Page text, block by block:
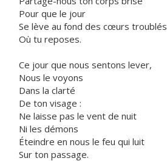
Pour que le jour
Se lève au fond des cœurs troublés
Où tu reposes.
Ce jour que nous sentons lever,
Nous le voyons
Dans la clarté
De ton visage :
Ne laisse pas le vent de nuit
Ni les démons
Éteindre en nous le feu qui luit
Sur ton passage.